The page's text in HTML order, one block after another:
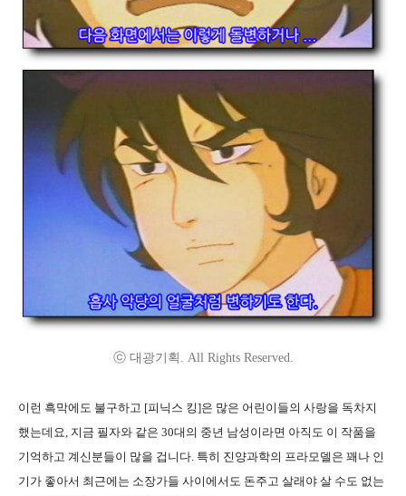
ⓒ 대광기획. All Rights Reserved.
이런 흑막에도 불구하고 [피닉스 킹]은 많은 어린이들의 사랑을 독차지
했는데요, 지금 필자와 같은 30대의 중년 남성이라면 아직도 이 작품을
기억하고 계신분들이 많을 겁니다. 특히 진양과학의 프라모델은 꽤나 인
기가 좋아서 최근에는 소장가들 사이에서도 돈주고 살래야 살 수도 없는